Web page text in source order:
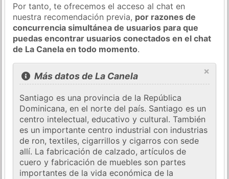
Por tanto, te ofrecemos el acceso al chat en
nuestra recomendación previa, por razones de
concurrencia simultánea de usuarios para que
puedas encontrar usuarios conectados en el chat
de La Canela en todo momento.
×
Más datos de La Canela
Santiago es una provincia de la República
Dominicana, en el norte del país. Santiago es un
centro intelectual, educativo y cultural. También
es un importante centro industrial con industrias
de ron, textiles, cigarrillos y cigarros con sede
allí. La fabricación de calzado, artículos de
cuero y fabricación de muebles son partes
importantes de la vida económica de la